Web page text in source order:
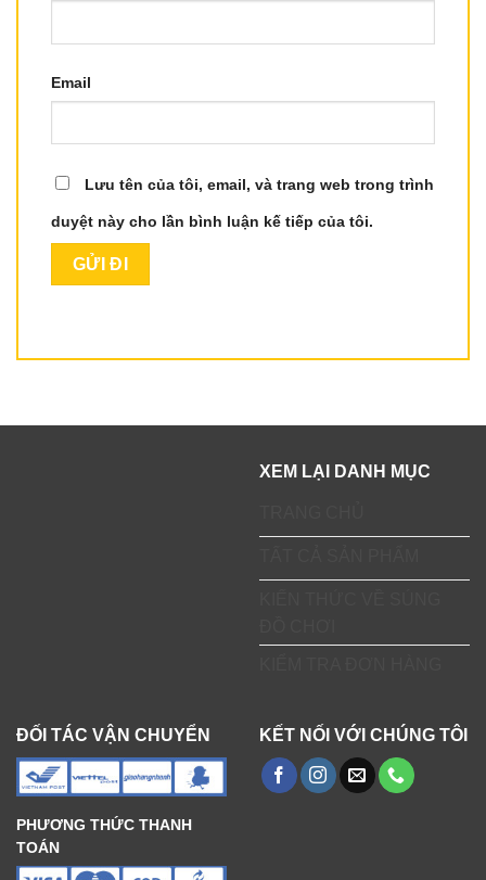
Email
Lưu tên của tôi, email, và trang web trong trình
duyệt này cho lần bình luận kế tiếp của tôi.
XEM LẠI DANH MỤC
ĐỐI TÁC VẬN CHUYỂN
PHƯƠNG THỨC THANH
TOÁN
KẾT NỐI VỚI CHÚNG TÔI